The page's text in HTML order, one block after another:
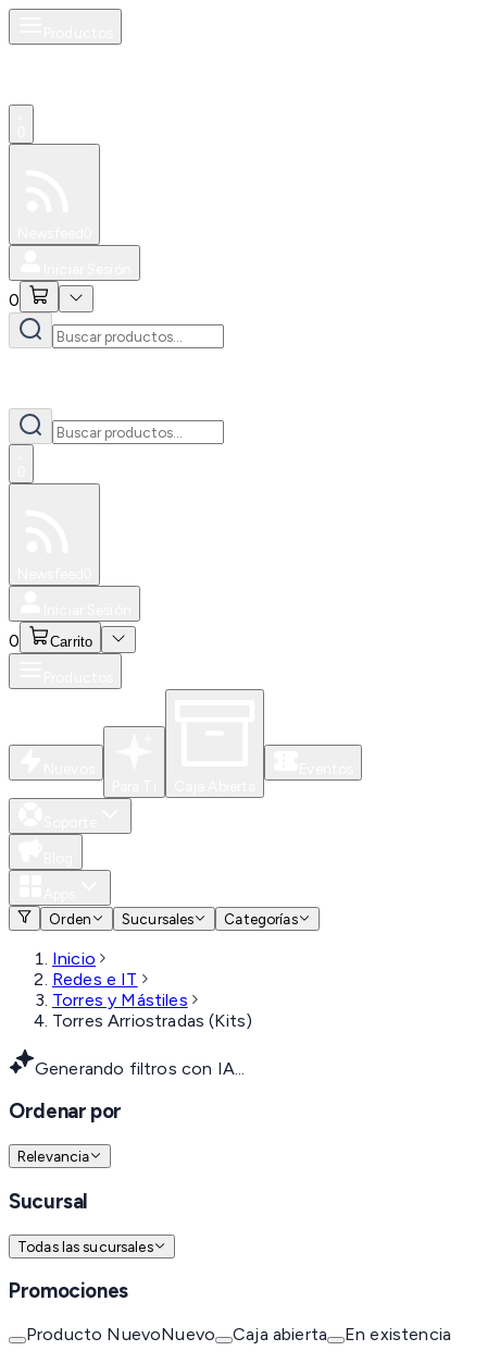
0
0 Carrito
Orden
Sucursales Categorías
Inicio
Redes e IT
Torres y Mástiles
Torres Arriostradas (Kits)
Generando filtros con IA...
Ordenar por
Relevancia
Sucursal
Todas las sucursales
Promociones
Producto NuevoNuevo Caja abierta En existencia